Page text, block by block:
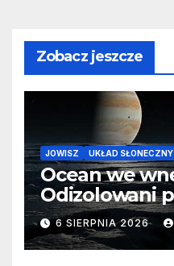
Zobacz jeszcze
JOWISZ UKŁAD SŁONECZNY
Ocean we
Odizolowani
barierę
6 SIERPNIA 2026